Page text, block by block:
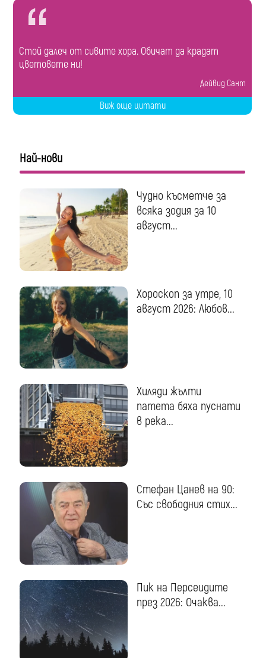
Стой далеч от сивите хора. Обичат да крадат
цветовете ни!
Дейвид Сант
Виж още цитати
Най-нови
Чудно късметче за
всяка зодия за 10
август...
Хороскоп за утре, 10
август 2026: Любов...
Хиляди жълти
патета бяха пуснати
в река...
Стефан Цанев на 90:
Със свободния стих...
Пик на Персеидите
през 2026: Очаква...